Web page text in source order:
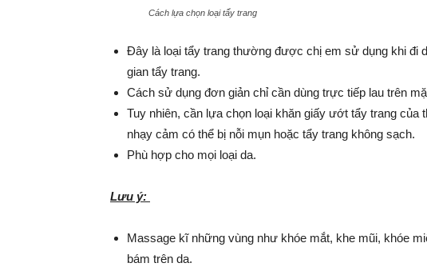
Cách lựa chọn loại tẩy trang
Đây là loại tẩy trang thường được chị em sử dụng khi đi
gian tẩy trang.
Cách sử dụng đơn giản chỉ cần dùng trực tiếp lau trên
Tuy nhiên, cần lựa chọn loại khăn giấy ướt tẩy trang
nhạy cảm có thể bị nỗi mụn hoặc tẩy trang không sạch.
Phù hợp cho mọi loại da.
Lưu ý:
Massage kĩ những vùng như khóe mắt, khe mũi, khóe
bám trên da.